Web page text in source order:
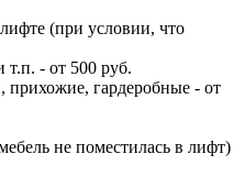
(при условии, что
- от 500 руб.
прихожие, гардеробные - от
не поместилась в лифт)